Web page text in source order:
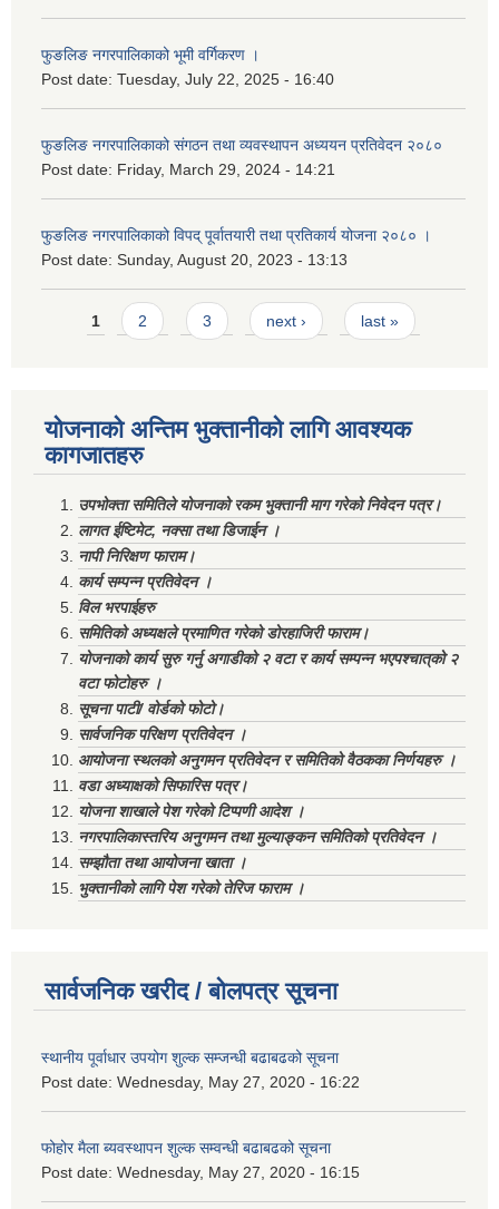
फुङलिङ नगरपालिकाको भूमी वर्गिकरण ।
Post date: Tuesday, July 22, 2025 - 16:40
फुङलिङ नगरपालिकाको संगठन तथा व्यवस्थापन अध्ययन प्रतिवेदन २०८०
Post date: Friday, March 29, 2024 - 14:21
फुङलिङ नगरपालिकाको विपद् पूर्वातयारी तथा प्रतिकार्य योजना २०८० ।
Post date: Sunday, August 20, 2023 - 13:13
Pages
1 2 3 next › last »
योजनाको अन्तिम भुक्तानीको लागि आवश्यक
कागजातहरु
उपभोक्ता समितिले योजनाको रकम भुक्तानी माग गरेको निवेदन पत्र।
लागत ईष्टिमेट, नक्सा तथा डिजाईन ।
नापी निरिक्षण फाराम।
कार्य सम्पन्न प्रतिवेदन ।
विल भरपाईहरु
समितिको अध्यक्षले प्रमाणित गरेको डोरहाजिरी फाराम।
योजनाको कार्य सुरु गर्नु अगाडीको २ वटा र कार्य सम्पन्न भएपश्चात्‌को २
वटा फोटोहरु ।
सूचना पाटी/ वोर्डको फोटो।
सार्वजनिक परिक्षण प्रतिवेदन ।
आयोजना स्थलको अनुगमन प्रतिवेदन र समितिको वैठकका निर्णयहरु ।
वडा अध्याक्षको सिफारिस पत्र।
योजना शाखाले पेश गरेको टिप्पणी आदेश ।
नगरपालिकास्तरिय अनुगमन तथा मुल्याङ्कन समितिको प्रतिवेदन ।
सम्झौता तथा आयोजना खाता ।
भुक्तानीको लागि पेश गरेको तेरिज फाराम ।
सार्वजनिक खरीद / बोलपत्र सूचना
स्थानीय पूर्वाधार उपयोग शुल्क सम्जन्धी बढाबढको सूचना
Post date: Wednesday, May 27, 2020 - 16:22
फोहोर मैला ब्यवस्थापन शुल्क सम्वन्धी बढाबढको सूचना
Post date: Wednesday, May 27, 2020 - 16:15